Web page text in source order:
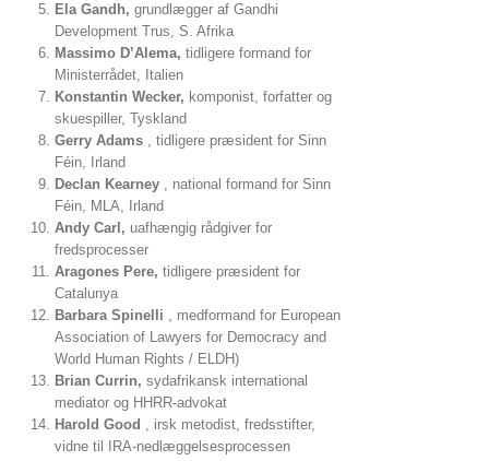
Ela Gandh, grundlægger af Gandhi
Development Trus, S. Afrika
Massimo D’Alema, tidligere formand for
Ministerrådet, Italien
Konstantin Wecker, komponist, forfatter og
skuespiller, Tyskland
Gerry Adams , tidligere præsident for Sinn
Féin, Irland
Declan Kearney , national formand for Sinn
Féin, MLA, Irland
Andy Carl, uafhængig rådgiver for
fredsprocesser
Aragones Pere, tidligere præsident for
Catalunya
Barbara Spinelli , medformand for European
Association of Lawyers for Democracy and
World Human Rights / ELDH)
Brian Currin, sydafrikansk international
mediator og HHRR-advokat
Harold Good , irsk metodist, fredsstifter,
vidne til IRA-nedlæggelsesprocessen